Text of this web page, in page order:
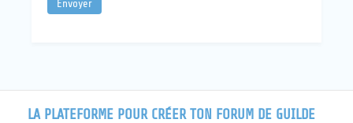
LA PLATEFORME POUR CRÉER TON FORUM DE GUILDE